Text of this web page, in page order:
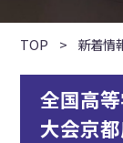
TOP > 新着情
全国高
大会京